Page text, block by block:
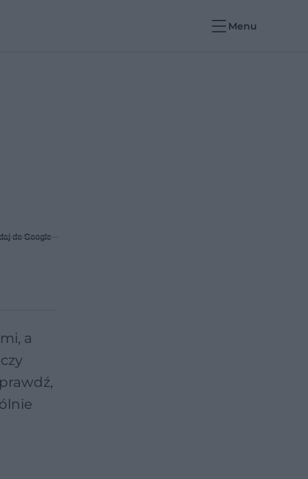
Menu
do Google
a